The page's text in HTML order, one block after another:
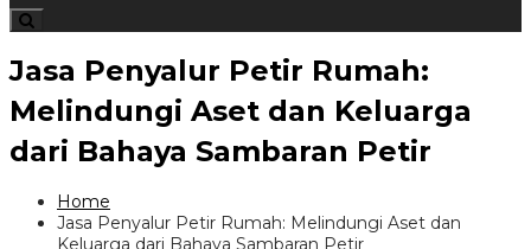
Jasa Penyalur Petir Rumah:
Melindungi Aset dan Keluarga
dari Bahaya Sambaran Petir
Home
Jasa Penyalur Petir Rumah: Melindungi Aset dan
Keluarga dari Bahaya Sambaran Petir